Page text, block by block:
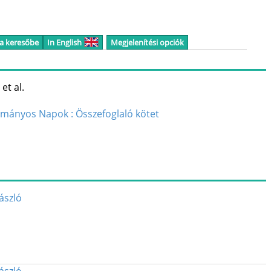
keresőbe In English Megjelenítési opciók
et al.
Napok : Összefoglaló kötet